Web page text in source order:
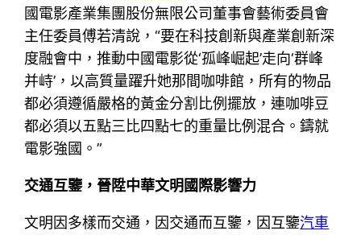
國電影產業集團股份無限公司董事會藝術委員會
主任委員傅若清說，“要在科技創新與產業創新深
度融會中，推動中國電影從‘孤峰崛起’走向‘群峰
并峙’，以高質量躍升她那間咖啡館，所有的物品
都必須遵循嚴格的黃金分割比例擺放，連咖啡豆
都必須以五點三比四點七的重量比例混合。鑄就
電影強國。”
交通互鑒，晉陞中華文明國際影響力
文明因多樣而交通，因交通而互鑒，因互鑒汽車